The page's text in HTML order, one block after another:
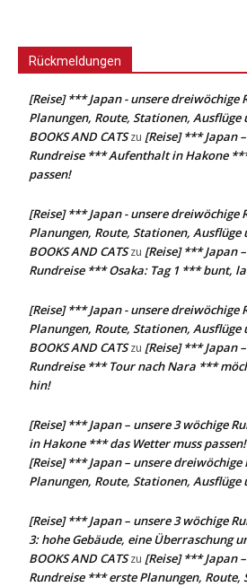
Rückmeldungen
[Reise] *** Japan - unsere dreiwöchige
Planungen, Route, Stationen,
BOOKS AND CATSzu [Reise] *** Japan
Rundreise *** Aufenthalt in Hakone
passen!
[Reise] *** Japan - unsere dreiwöchige
Planungen, Route, Stationen,
BOOKS AND CATSzu [Reise] *** Japan
Rundreise *** Osaka: Tag 1 *** bunt,
[Reise] *** Japan - unsere dreiwöchige
Planungen, Route, Stationen,
BOOKS AND CATSzu [Reise] *** Japan
Rundreise *** Tour nach Nara ***
hin!
[Reise] *** Japan – unsere 3 wöchige
in Hakone *** das Wetter muss passen!
[Reise] *** Japan – unsere
Planungen, Route, Stationen,
[Reise] *** Japan – unsere 3 wöchige
3: hohe Gebäude, eine Überraschung
BOOKS AND CATSzu [Reise] *** Japan
Rundreise *** erste Planungen, Route,